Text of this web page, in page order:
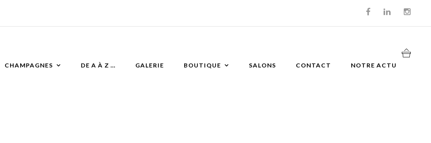
CHAMPAGNES DE A À Z … GALERIE BOUTIQUE SALONS CONTACT NOTRE ACTU